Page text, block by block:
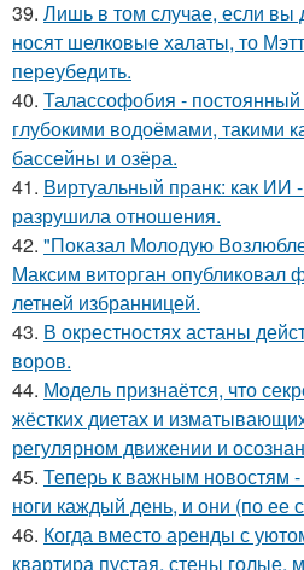
39. Лишь в том случае, если вы
носят шелковые халаты, то
переубедить.
40. Талассофобия -
глубокими водоёмами, такими
бассейны и озёра.
41. Виртуальный пранк: как ИИ
разрушила отношения.
42. "Показал Молодую
Максим виторган опубликовал
летней избранницей.
43. В окрестностях астаны
воров.
44. Модель признаётся, что
жёстких диетах и
регулярном движении и
45. Теперь к важным новостям
ноги каждый день, и они (по ее
46. Когда вместо аренды с
квартира пустая, стены голые,